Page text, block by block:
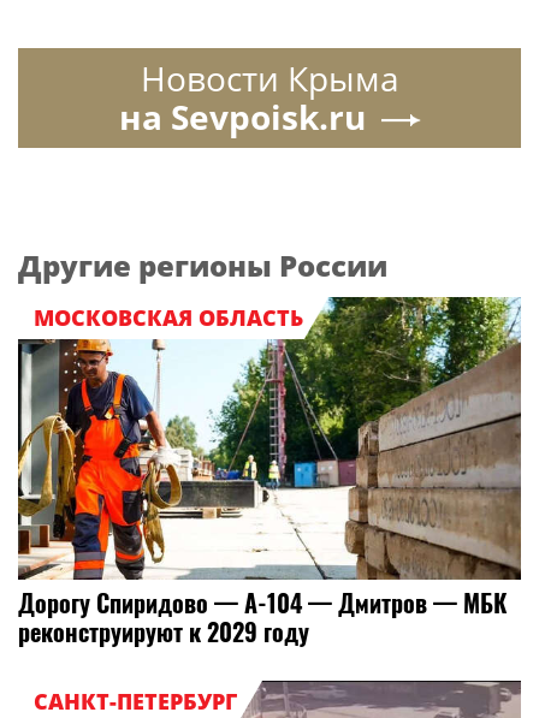
Новости Крыма
на Sevpoisk.ru
Другие регионы России
МОСКОВСКАЯ ОБЛАСТЬ
Дорогу Спиридово — А-104 — Дмитров — МБК
реконструируют к 2029 году
САНКТ-ПЕТЕРБУРГ